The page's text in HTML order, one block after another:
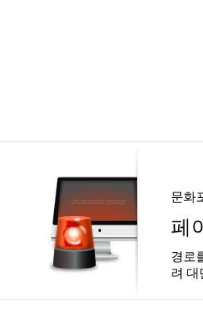
문화
페
경로
려 대